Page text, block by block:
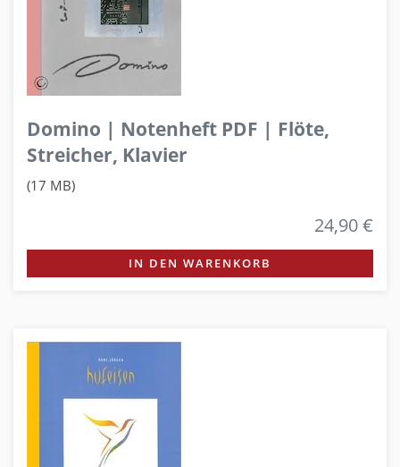
Domino | Notenheft PDF | Flöte,
Streicher, Klavier
(17 MB)
24,90 €
IN DEN WARENKORB